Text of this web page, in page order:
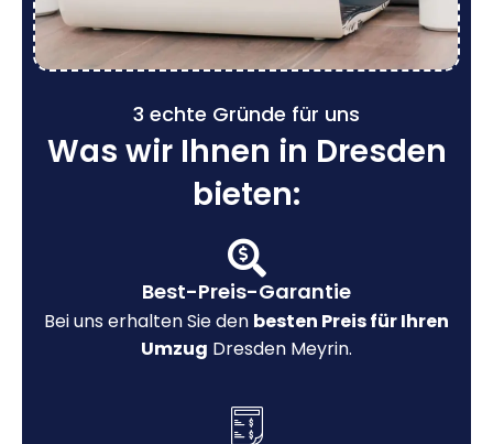
3 echte Gründe für uns
Was wir Ihnen in Dresden
bieten:
Best-Preis-Garantie
Bei uns erhalten Sie den besten Preis für Ihren
Umzug Dresden Meyrin.